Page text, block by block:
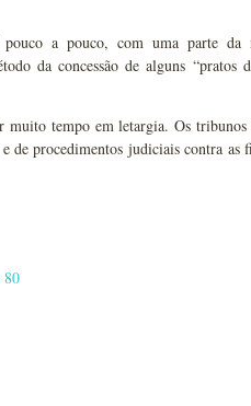
a pouco, com uma parte da
da concessão de alguns “pratos
tempo em letargia. Os tribunos
de procedimentos judiciais contra as
80